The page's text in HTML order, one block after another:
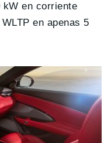
kW en corriente
en apenas 5